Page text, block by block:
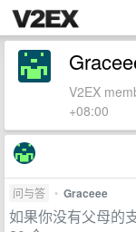
V2EX
+08:00
问与答 • Graceee
如果你没有父母的